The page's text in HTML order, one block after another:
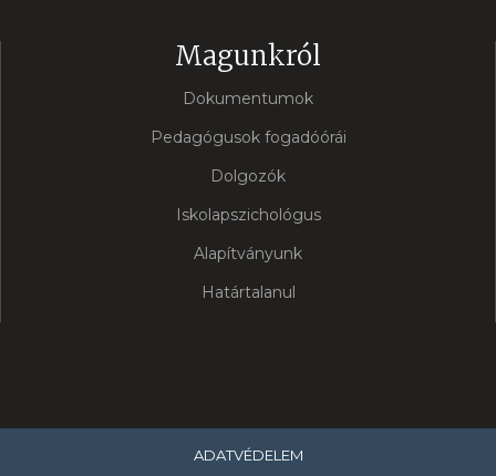
Magunkról
Dokumentumok
Pedagógusok fogadóórái
Dolgozók
Iskolapszichológus
Alapítványunk
Határtalanul
ADATVÉDELEM